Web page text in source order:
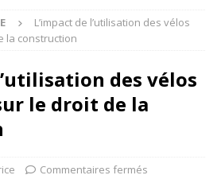
L’impact de l’utilisation des vélos
la construction
des vélos
le droit de la
Commentaires fermés